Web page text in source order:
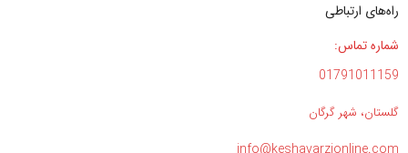
راه‌های ارتباطی
شماره تماس:
01791011159
گلستان، شهر گرگان